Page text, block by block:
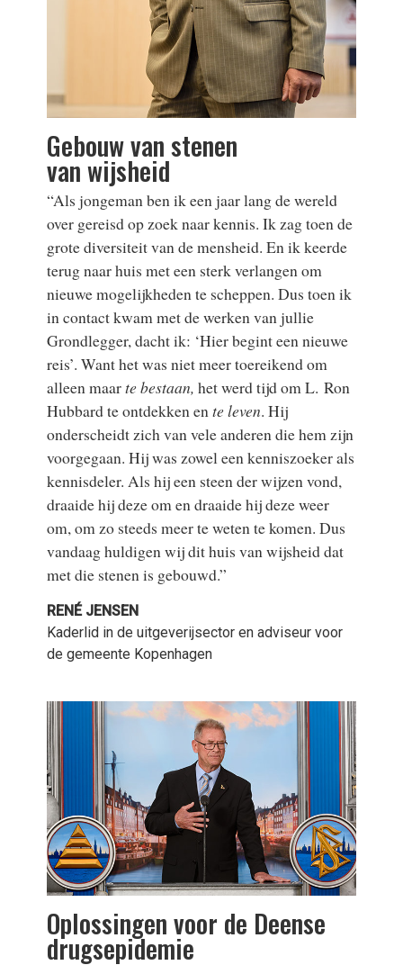
Gebouw van stenen
van wijsheid
“Als jongeman ben ik een jaar lang de wereld
over gereisd op zoek naar kennis. Ik zag toen de
grote diversiteit van de mensheid. En ik keerde
terug naar huis met een sterk verlangen om
nieuwe mogelijkheden te scheppen. Dus toen ik
in contact kwam met de werken van jullie
Grondlegger, dacht ik: ‘Hier begint een nieuwe
reis’. Want het was niet meer toereikend om
alleen maarte bestaan, het werd tijd om L. Ron
Hubbard te ontdekken ente leven. Hij
onderscheidt zich van vele anderen die hem zijn
voorgegaan. Hij was zowel een kenniszoeker als
kennisdeler. Als hij een steen der wijzen vond,
draaide hij deze om en draaide hij deze weer
om, om zo steeds meer te weten te komen. Dus
vandaag huldigen wij dit huis van wijsheid dat
met die stenen is gebouwd.”
RENÉ JENSEN
Kaderlid in de uitgeverijsector en adviseur voor
de gemeente Kopenhagen
Oplossingen voor de Deense
drugsepidemie